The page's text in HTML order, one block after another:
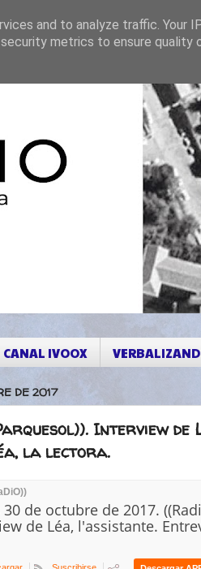
CANAL IVOOX
DE 2017
Interview de
la lectora.
and to analyze traffic. Your
metrics to ensure quality